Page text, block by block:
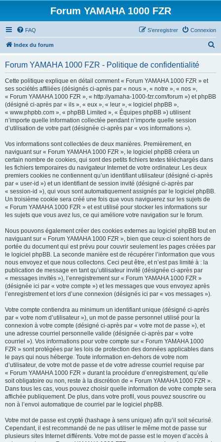
Forum YAMAHA 1000 FZR
FAQ Connexion
S’enregistrer
Index du forum
Forum YAMAHA 1000 FZR - Politique de confidentialité
Cette politique explique en détail comment « Forum YAMAHA 1000 FZR » et
ses sociétés affiliées (désignés ci-après par « nous », « notre », « nos »,
« Forum YAMAHA 1000 FZR », « http://yamaha-1000-fzr.com/forum ») et phpBB
(désigné ci-après par « ils », « eux », « leur », « logiciel phpBB »,
« www.phpbb.com », « phpBB Limited », « Équipes phpBB ») utilisent
n’importe quelle information collectée pendant n’importe quelle session
d’utilisation de votre part (désignée ci-après par « vos informations »).
Vos informations sont collectées de deux manières. Premièrement, en
naviguant sur « Forum YAMAHA 1000 FZR », le logiciel phpBB créera un
certain nombre de cookies, qui sont des petits fichiers textes téléchargés dans
les fichiers temporaires du navigateur Internet de votre ordinateur. Les deux
premiers cookies ne contiennent qu’un identifiant utilisateur (désigné ci-après
par « user-id ») et un identifiant de session invité (désigné ci-après par
« session-id »), qui vous sont automatiquement assignés par le logiciel phpBB.
Un troisième cookie sera créé une fois que vous naviguerez sur les sujets de
« Forum YAMAHA 1000 FZR » et est utilisé pour stocker les informations sur
les sujets que vous avez lus, ce qui améliore votre navigation sur le forum.
Nous pouvons également créer des cookies externes au logiciel phpBB tout en
naviguant sur « Forum YAMAHA 1000 FZR », bien que ceux-ci soient hors de
portée du document qui est prévu pour couvrir seulement les pages créées par
le logiciel phpBB. La seconde manière est de récupérer l’information que vous
nous envoyez et que nous collectons. Ceci peut être, et n’est pas limité à : la
publication de message en tant qu’utilisateur invité (désignée ci-après par
« messages invités »), l’enregistrement sur « Forum YAMAHA 1000 FZR »
(désignée ici par « votre compte ») et les messages que vous envoyez après
l’enregistrement et lors d’une connexion (désignés ici par « vos messages »).
Votre compte contiendra au minimum un identifiant unique (désigné ci-après
par « votre nom d’utilisateur »), un mot de passe personnel utilisé pour la
connexion à votre compte (désigné ci-après par « votre mot de passe »), et
une adresse courriel personnelle valide (désignée ci-après par « votre
courriel »). Vos informations pour votre compte sur « Forum YAMAHA 1000
FZR » sont protégées par les lois de protection des données applicables dans
le pays qui nous héberge. Toute information en-dehors de votre nom
d’utilisateur, de votre mot de passe et de votre adresse courriel requise par
« Forum YAMAHA 1000 FZR » durant la procédure d’enregistrement, qu’elle
soit obligatoire ou non, reste à la discrétion de « Forum YAMAHA 1000 FZR ».
Dans tous les cas, vous pouvez choisir quelle information de votre compte sera
affichée publiquement. De plus, dans votre profil, vous pouvez souscrire ou
non à l’envoi automatique de courriel par le logiciel phpBB.
Votre mot de passe est crypté (hashage à sens unique) afin qu’il soit sécurisé.
Cependant, il est recommandé de ne pas utiliser le même mot de passe sur
plusieurs sites Internet différents. Votre mot de passe est le moyen d’accès à